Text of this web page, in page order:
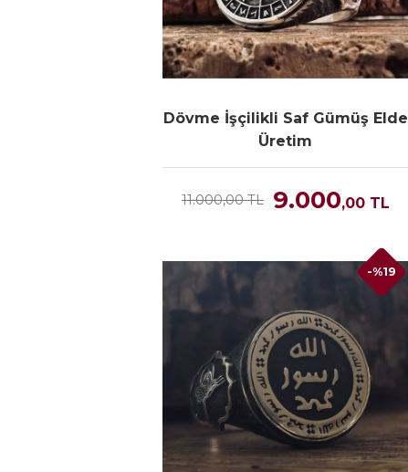
Dövme İşçilikli Saf Gümüş Elde
Üretim
11.000,00 TL 9.000,00TL
-%19